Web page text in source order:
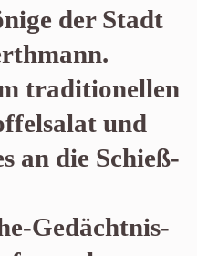
der Stadt
traditionellen
und
an die Schieß-
Gedächtnis-